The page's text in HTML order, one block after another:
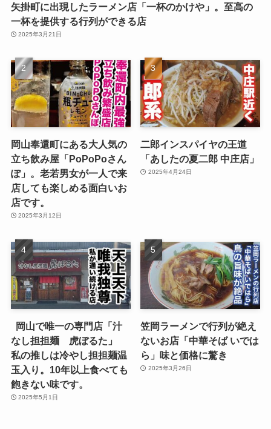
矢掛町に出現したラーメン店「一杯のかけや」。至高の
一杯を提供する行列ができる店
2025年3月21日
岡山奉還町にある大人気の
立ち飲み屋「PoPoPoさん
ぽ」。老若男女が一人で来
店しても楽しめる面白いお
店です。
2025年3月12日
二郎インスパイヤの王道
「あしたの夏二郎 中庄店」
2025年4月24日
岡山で唯一の専門店「汁
なし担担麺 虎ぼるた」
私の推しは冷やし担担麺温
玉入り。10年以上食べても
飽きない味です。
2025年5月1日
笠岡ラーメンで行列が絶え
ないお店「中華そば いでは
ら」味と価格に驚き
2025年3月26日